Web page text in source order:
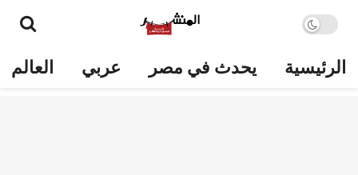
الرئيسية يحدث في مصر عربي العالم